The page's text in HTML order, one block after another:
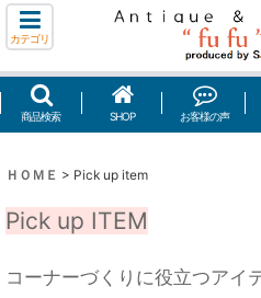
カテゴリ
商品検索 SHOP お客様の声
ＨＯＭＥ > Pick up item
Pick up ITEM
コーナーづくりに役立つアイ